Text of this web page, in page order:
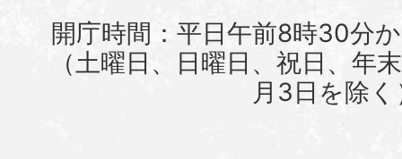
開庁時間：平日午前8時30分
（土曜日、日曜日、祝日、年
月3日を除く